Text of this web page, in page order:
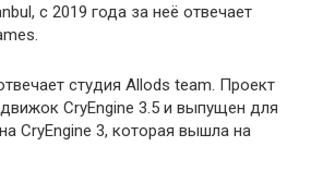
с 2019 года за неё отвечает
студия Allods team. Проект
CryEngine 3.5 и выпущен для
CryEngine 3, которая вышла на